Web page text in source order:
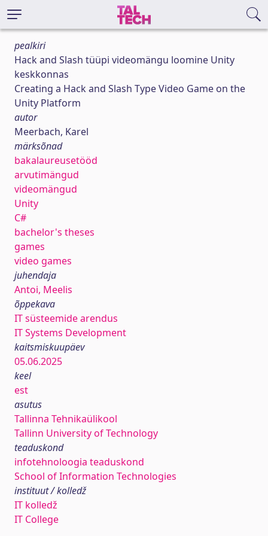
pealkiri
Hack and Slash tüüpi videomängu loomine Unity
keskkonnas
Creating a Hack and Slash Type Video Game on the
Unity Platform
autor
Meerbach, Karel
märksõnad
bakalaureusetööd
arvutimängud
videomängud
Unity
C#
bachelor's theses
games
video games
juhendaja
Antoi, Meelis
õppekava
IT süsteemide arendus
IT Systems Development
kaitsmiskuupäev
05.06.2025
keel
est
asutus
Tallinna Tehnikaülikool
Tallinn University of Technology
teaduskond
infotehnoloogia teaduskond
School of Information Technologies
instituut / kolledž
IT kolledž
IT College